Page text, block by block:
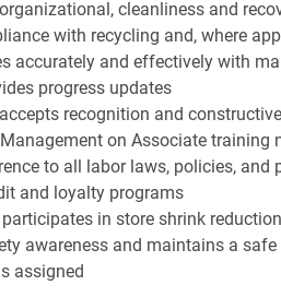
cleanliness and
with recycling and, where
accurately and effectively with
progress updates
recognition and
on Associate training
to all labor laws, policies, and
and loyalty programs
in store shrink
awareness and maintains a
assigned